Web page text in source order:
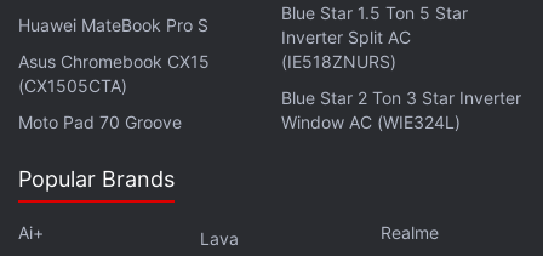
ये भी पढ़े: Honor 200 , Honor 200 5G Series, Honor 200 global
launch, Honor 200 Pro
Huawei MateBook Pro S
Asus Chromebook CX15
(CX1505CTA)
Moto Pad 70 Groove
Blue Star 1.5 Ton 5 Star
Inverter Split AC
(IE518ZNURS)
Blue Star 2 Ton 3 Star Inverter
Window AC (WIE324L)
Popular Brands
Ai+
Lava
Realme